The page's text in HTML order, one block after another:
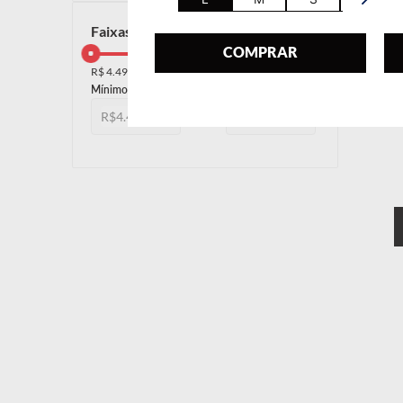
COMPRAR
faixas de preço
R$
R$ 4.499,00 R$ 5.220,00